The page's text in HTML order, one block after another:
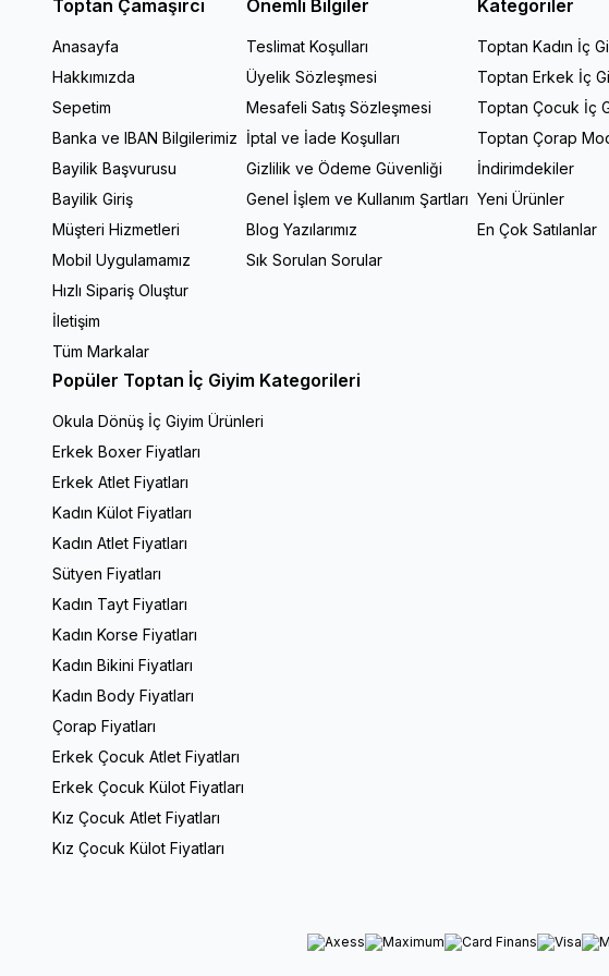
Toptan Çamaşırcı
Anasayfa
Hakkımızda
Sepetim
Banka ve IBAN Bilgilerimiz
Bayilik Başvurusu
Bayilik Giriş
Müşteri Hizmetleri
Mobil Uygulamamız
Hızlı Sipariş Oluştur
İletişim
Tüm Markalar
Önemli Bilgiler
Teslimat Koşulları
Üyelik Sözleşmesi
Mesafeli Satış Sözleşmesi
İptal ve İade Koşulları
Gizlilik ve Ödeme Güvenliği
Genel İşlem ve Kullanım Şartları
Blog Yazılarımız
Sık Sorulan Sorular
Kategoriler
Toptan Kadın İç
Toptan Erkek İç
Toptan Çocuk İç
Toptan Çorap
İndirimdekiler
Yeni Ürünler
En Çok Satılanlar
Popüler Toptan İç Giyim Kategorileri
Okula Dönüş İç Giyim Ürünleri
Erkek Boxer Fiyatları
Erkek Atlet Fiyatları
Kadın Külot Fiyatları
Kadın Atlet Fiyatları
Sütyen Fiyatları
Kadın Tayt Fiyatları
Kadın Korse Fiyatları
Kadın Bikini Fiyatları
Kadın Body Fiyatları
Çorap Fiyatları
Erkek Çocuk Atlet Fiyatları
Erkek Çocuk Külot Fiyatları
Kız Çocuk Atlet Fiyatları
Kız Çocuk Külot Fiyatları